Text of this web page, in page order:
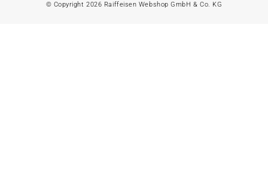
Gartenbank
© Copyright 2026 Raiffeisen Webshop GmbH & Co. KG